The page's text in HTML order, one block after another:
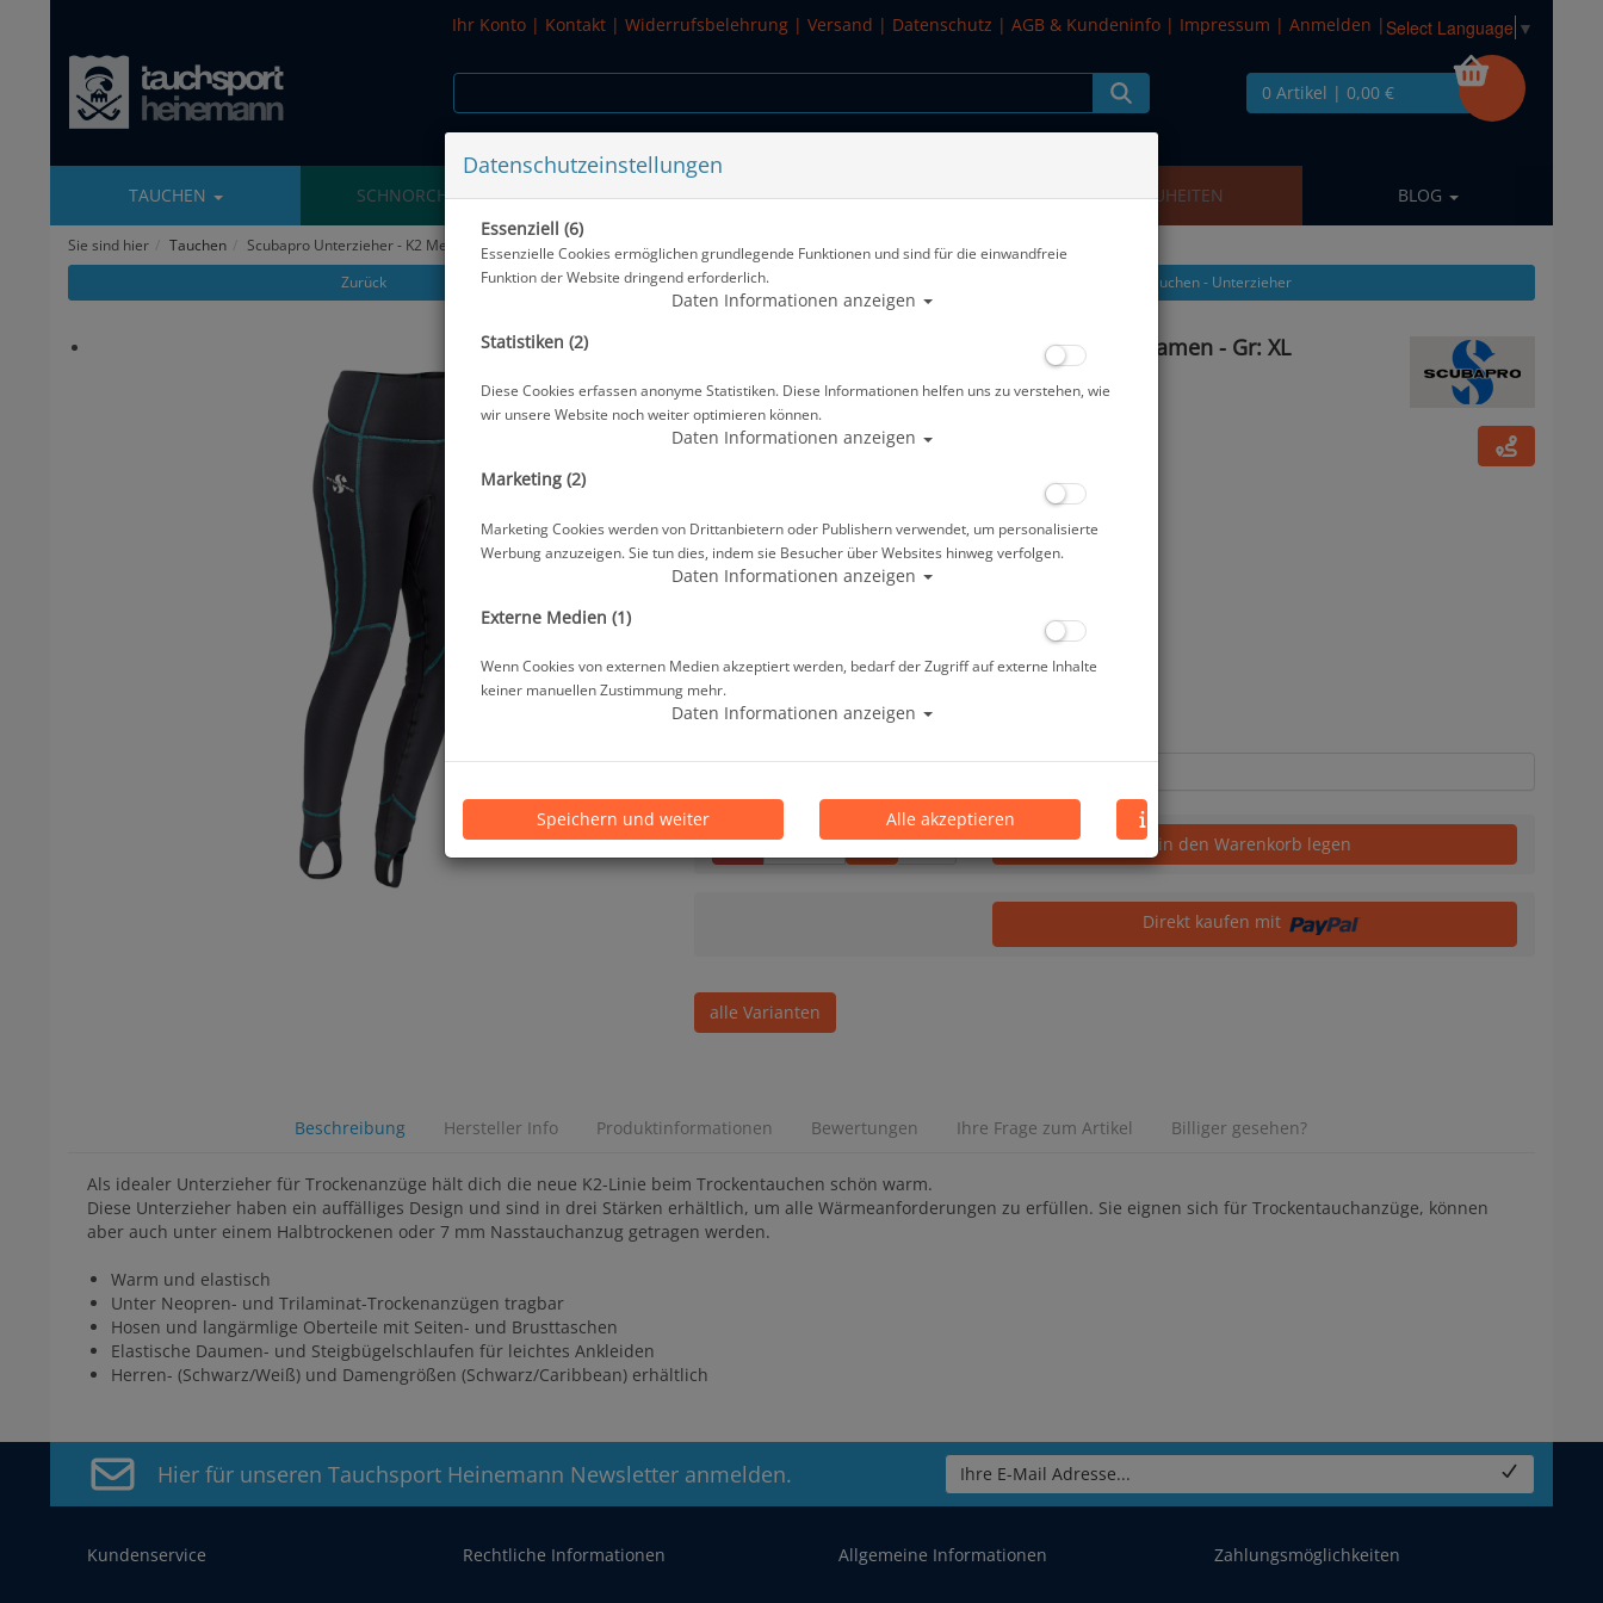
Ihr Konto | Kontakt | Widerrufsbelehrung | Versand | Datenschutz | AGB & Kundeninfo | Impressum | Anmelden | Select Language ▼
0 Artikel | 0,00 €
TAUCHEN SCHNORCHELN WASSERSPORT SALE NEUHEITEN BLOG
Sie sind hier Tauchen
Scubapro Unterzieher - K2 Medium - Pants - Damen - Gr: XL
Zurück
Alle Artikel zeigen aus: Trockentauchen - Unterzieher
Scubapro Unterzieher - K2 Medium - Pants - Damen - Gr: XL
Artikelnr.: scu-78162500
Herstellerpreis: 139,00 €
Lieferbar in 1-3 Werktage, der Artikel ist auf Lager
Stk. in den Warenkorb legen
Direkt kaufen mit
alle Varianten
Beschreibung Hersteller Info Produktinformationen Bewertungen Ihre Frage zum Artikel Billiger gesehen?
Als idealer Unterzieher für Trockenanzüge hält dich die neue K2-Linie beim Trockentauchen schön warm.
Diese Unterzieher haben ein auffälliges Design und sind in drei Stärken erhältlich, um alle Wärmeanforderungen zu erfüllen. Sie eignen sich für Trockentauchanzüge, können
aber auch unter einem Halbtrockenen oder 7 mm Nasstauchanzug getragen werden.
Warm und elastisch
Unter Neopren- und Trilaminat-Trockenanzügen tragbar
Hosen und langärmlige Oberteile mit Seiten- und Brusttaschen
Elastische Daumen- und Steigbügelschlaufen für leichtes Ankleiden
Herren- (Schwarz/Weiß) und Damengrößen (Schwarz/Caribbean) erhältlich
Hier für unseren Tauchsport Heinemann Newsletter anmelden. Ihre E-Mail Adresse...
Kundenservice Rechtliche Informationen Allgemeine Informationen Zahlungsmöglichkeiten
Datenschutzeinstellungen
Essenziell (6)
Essenzielle Cookies ermöglichen grundlegende Funktionen und sind für die einwandfreie
Funktion der Website dringend erforderlich.
Daten Informationen anzeigen
Statistiken (2)
Diese Cookies erfassen anonyme Statistiken. Diese Informationen helfen uns zu verstehen, wie
wir unsere Website noch weiter optimieren können.
Daten Informationen anzeigen
Marketing (2)
Marketing Cookies werden von Drittanbietern oder Publishern verwendet, um personalisierte
Werbung anzuzeigen. Sie tun dies, indem sie Besucher über Websites hinweg verfolgen.
Daten Informationen anzeigen
Externe Medien (1)
Wenn Cookies von externen Medien akzeptiert werden, bedarf der Zugriff auf externe Inhalte
keiner manuellen Zustimmung mehr.
Daten Informationen anzeigen
Speichern und weiter Alle akzeptieren